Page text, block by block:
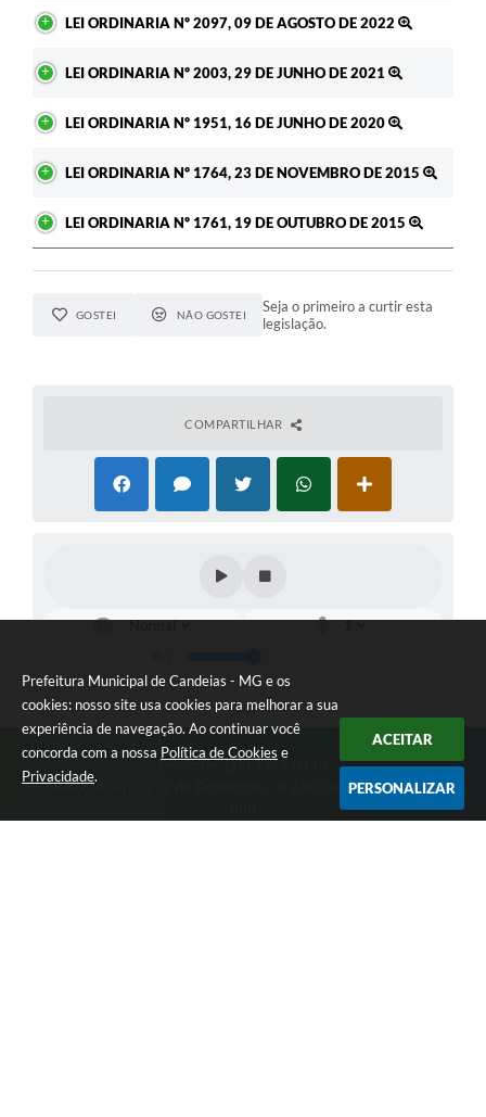
Prefeitura Municipal de Candeias - MG e os
cookies: nosso site usa cookies para melhorar a sua
experiência de navegação. Ao continuar você
concorda com a nossa Política de Cookies e
Privacidade.
ACEITAR
PERSONALIZAR
LEI ORDINARIA Nº 2097, 09 DE AGOSTO DE 2022
LEI ORDINARIA Nº 2003, 29 DE JUNHO DE 2021
LEI ORDINARIA Nº 1951, 16 DE JUNHO DE 2020
LEI ORDINARIA Nº 1764, 23 DE NOVEMBRO DE 2015
LEI ORDINARIA Nº 1761, 19 DE OUTUBRO DE 2015
GOSTEI NÃO GOSTEI
Seja o primeiro a curtir esta
legislação.
COMPARTILHAR
Telefone: (35) 3475-0119
Endereço: Avenida 17 de Dezembro, nº 240 Centro | CEP: 37280-